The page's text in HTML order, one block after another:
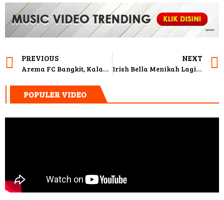
PREVIOUS
Arema FC Bangkit, Kalahkan Malut United 3-1
NEXT
Irish Bella Menikah Lagi, Siapa Haldy Sabri Suaminya?
POPULER VIDEO